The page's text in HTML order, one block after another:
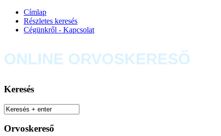
Címlap
Részletes keresés
Cégünkről - Kapcsolat
ONLINE ORVOSKERESŐ
Keresés
Orvoskereső